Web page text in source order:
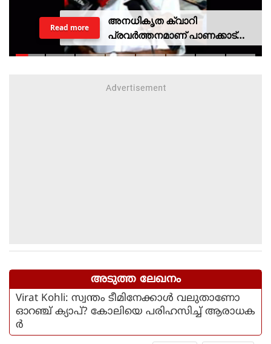
അനധികൃത ക്വാറി
പ്രവര്‍ത്തനമാണ് പാണക്കാട്
ഉരുള്‍പൊട്ടലിന്
Read more
അടുത്ത ലേഖനം
Virat Kohli: സ്വന്തം ടീമിനേക്കാള്‍ വലുതാണോ
ഓറഞ്ച് ക്യാപ്? കോലിയെ പരിഹസിച്ച് ആരാധക
ര്‍